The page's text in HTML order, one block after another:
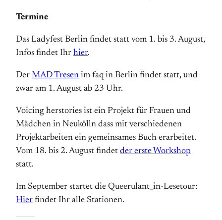
Termine
Das Ladyfest Berlin findet statt vom 1. bis 3. August,
Infos findet Ihr hier.
Der MAD Tresen im faq in Berlin findet statt, und
zwar am 1. August ab 23 Uhr.
Voicing herstories ist ein Projekt für Frauen und
Mädchen in Neukölln dass mit verschiedenen
Projektarbeiten ein gemeinsames Buch erarbeitet.
Vom 18. bis 2. August findet der erste Workshop
statt.
Im September startet die Queerulant_in-Lesetour:
Hier findet Ihr alle Stationen.